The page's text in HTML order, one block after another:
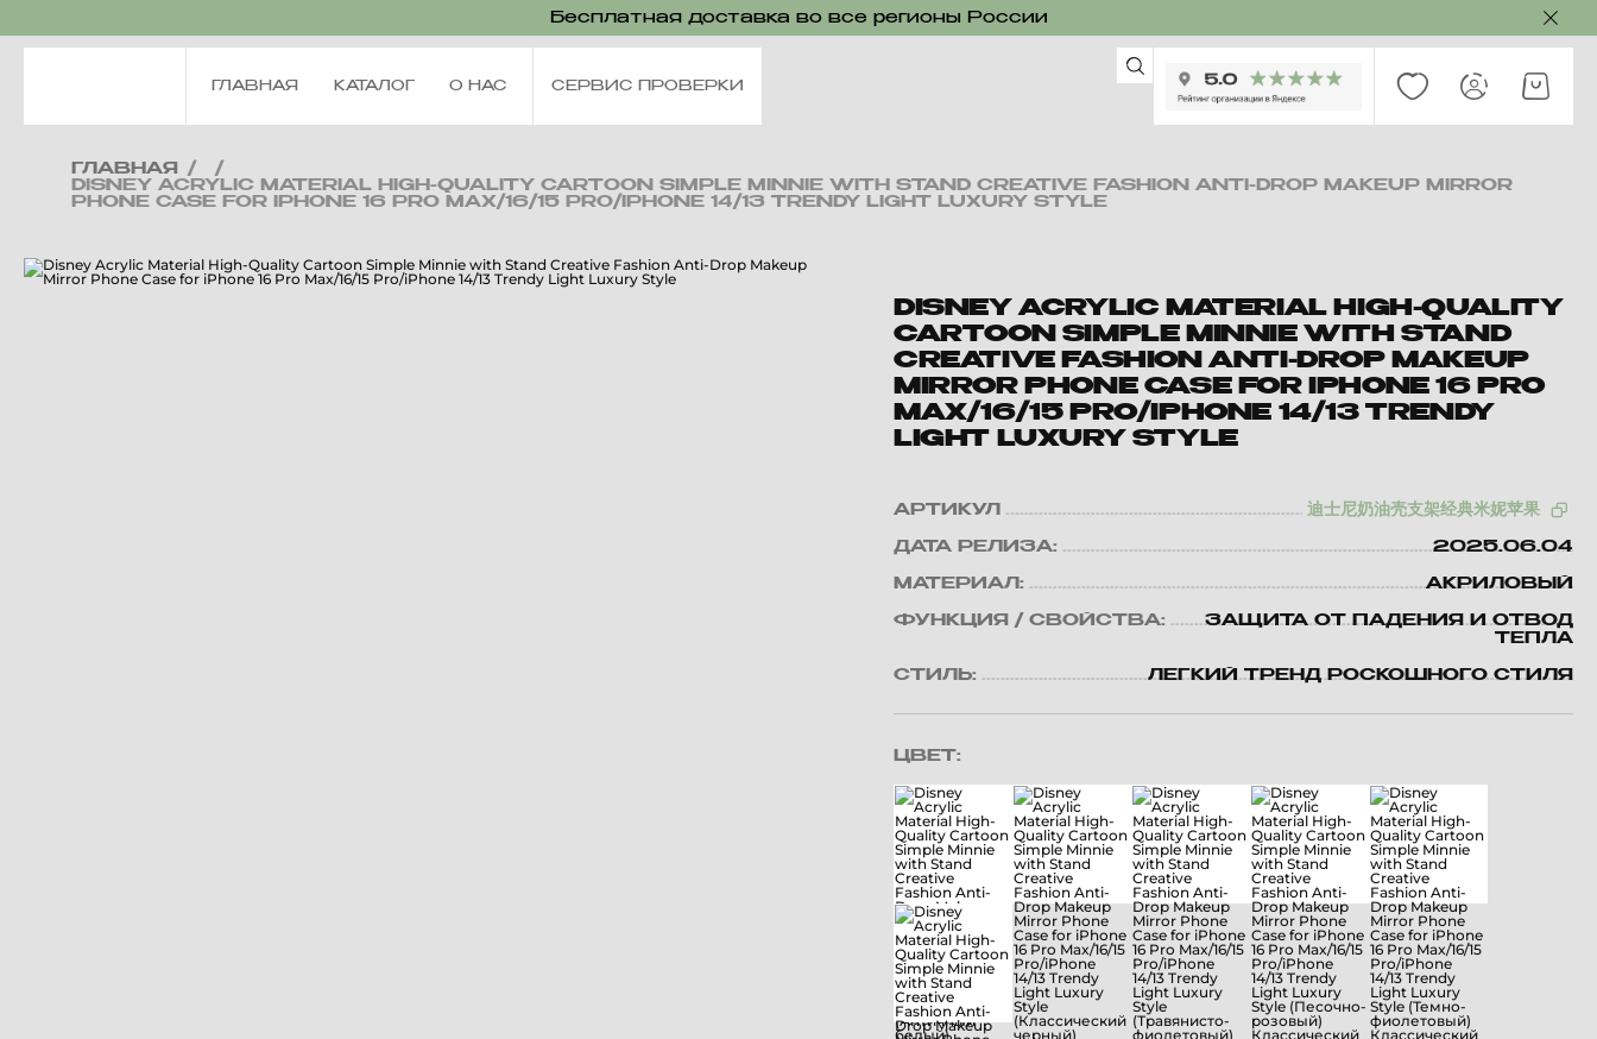
Бесплатная доставка во все регионы России
ГЛАВНАЯ КАТАЛОГ О НАС СЕРВИС ПРОВЕРКИ
ГЛАВНАЯ /
/
DISNEY ACRYLIC MATERIAL HIGH-QUALITY CARTOON SIMPLE MINNIE WITH STAND CREATIVE FASHION ANTI-DROP MAKEUP MIRROR
PHONE CASE FOR IPHONE 16 PRO MAX/16/15 PRO/IPHONE 14/13 TRENDY LIGHT LUXURY STYLE
DISNEY ACRYLIC MATERIAL HIGH-QUALITY
CARTOON SIMPLE MINNIE WITH STAND
CREATIVE FASHION ANTI-DROP MAKEUP
MIRROR PHONE CASE FOR IPHONE 16 PRO
MAX/16/15 PRO/IPHONE 14/13 TRENDY
LIGHT LUXURY STYLE
АРТИКУЛ 迪士尼奶油壳支架经典米妮苹果
ДАТА РЕЛИЗА: 2025.06.04
МАТЕРИАЛ: АКРИЛОВЫЙ
ФУНКЦИЯ / СВОЙСТВА:
ЗАЩИТА ОТ ПАДЕНИЯ И ОТВОД
ТЕПЛА
СТИЛЬ: ЛЕГКИЙ ТРЕНД РОСКОШНОГО СТИЛЯ
ЦВЕТ: